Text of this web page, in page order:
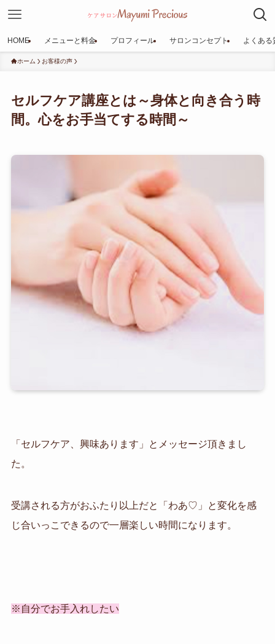
HOME メニューと料金 プロフィール サロンコンセプト よくある
ホーム お客様の声
セルフケア講座とは～身体と向き合う時
間。心をお手当てする時間～
「セルフケア、興味あります」とメッセージ頂きまし
た。
受講される方がおふたり以上だと「わあ♡」と変化を感
じ合いっこできるので一層楽しい時間になります。
※自分でお手入れしたい